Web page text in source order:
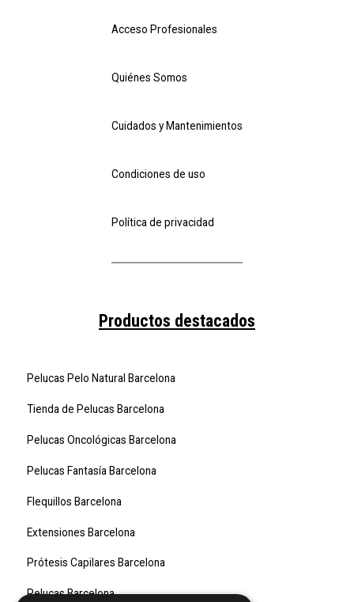
Acceso Profesionales
Quiénes Somos
Cuidados y Mantenimientos
Condiciones de uso
Política de privacidad
Productos destacados
Pelucas Pelo Natural Barcelona
Tienda de Pelucas Barcelona
Pelucas Oncológicas Barcelona
Pelucas Fantasía Barcelona
Flequillos Barcelona
Extensiones Barcelona
Prótesis Capilares Barcelona
Pelucas Barcelona